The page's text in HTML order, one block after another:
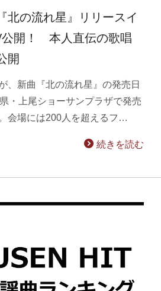
北の流れ星』リリースイ
公開！ 本人直伝の歌唱
開
、新曲『北の流れ星』の発売日
・上尾ショーサンプラザで発売
会場には200人を超えるフ…
続きを読む